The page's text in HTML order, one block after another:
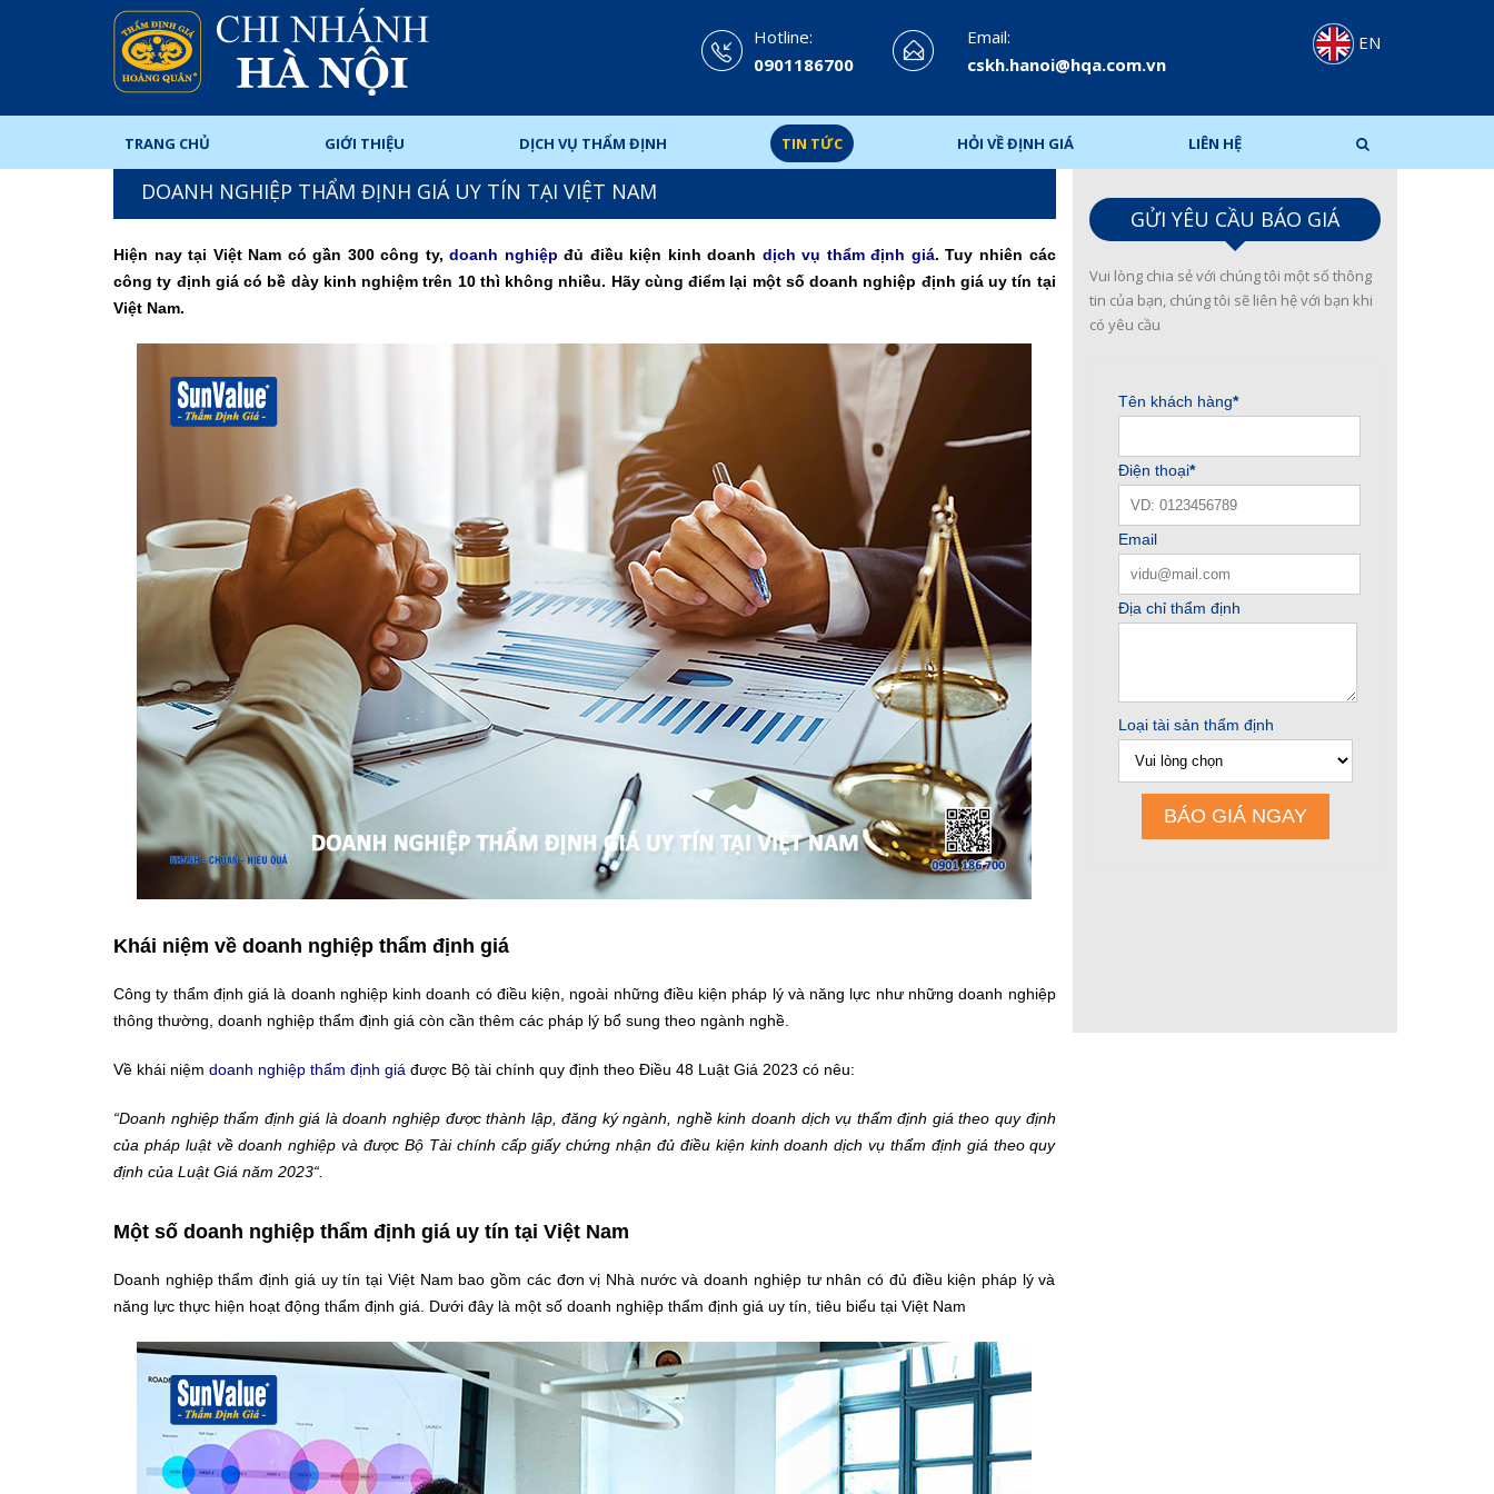
Hotline:
0901186700
Email:
cskh.hanoi@hqa.com.vn
EN
TRANG CHỦ GIỚI THIỆU DỊCH VỤ THẨM ĐỊNH TIN TỨC HỎI VỀ ĐỊNH GIÁ LIÊN HỆ
DOANH NGHIỆP THẨM ĐỊNH GIÁ UY TÍN TẠI VIỆT NAM
Hiện nay tại Việt Nam có gần 300 công ty,doanh nghiệp đủ điều kiện kinh doanh dịch vụ thẩm định giá. Tuy nhiên các
công ty định giá có bề dày kinh nghiệm trên 10 thì không nhiều. Hãy cùng điểm lại một số doanh nghiệp định giá uy tín tại
Việt Nam.
Khái niệm về doanh nghiệp thẩm định giá
Công ty thẩm định giá là doanh nghiệp kinh doanh có điều kiện, ngoài những điều kiện pháp lý và năng lực như những doanh nghiệp
thông thường, doanh nghiệp thẩm định giá còn cần thêm các pháp lý bổ sung theo ngành nghề.
Về khái niệm doanh nghiệp thẩm định giá được Bộ tài chính quy định theo Điều 48 Luật Giá 2023 có nêu:
“Doanh nghiệp thẩm định giá là doanh nghiệp được thành lập, đăng ký ngành, nghề kinh doanh dịch vụ thẩm định giá theo quy định
của pháp luật về doanh nghiệp và được Bộ Tài chính cấp giấy chứng nhận đủ điều kiện kinh doanh dịch vụ thẩm định giá theo quy
định của Luật Giá năm 2023“.
Một số doanh nghiệp thẩm định giá uy tín tại Việt Nam
Doanh nghiệp thẩm định giá uy tín tại Việt Nam bao gồm các đơn vị Nhà nước và doanh nghiệp tư nhân có đủ điều kiện pháp lý và
năng lực thực hiện hoạt động thẩm định giá. Dưới đây là một số doanh nghiệp thẩm định giá uy tín, tiêu biểu tại Việt Nam
GỬI YÊU CẦU BÁO GIÁ
Vui lòng chia sẻ với chúng tôi một số thông
tin của bạn, chúng tôi sẽ liên hệ với bạn khi
có yêu cầu